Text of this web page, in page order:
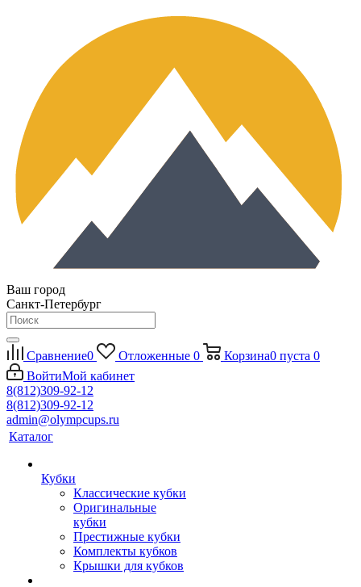
Ваш город
Санкт-Петербург
Сравнение0 Отложенные 0 Корзина0 пуста 0
ВойтиМой кабинет
8(812)309-92-12
8(812)309-92-12
admin@olympcups.ru
Каталог
Кубки
Классические кубки
Оригинальные
кубки
Престижные кубки
Комплекты кубков
Крышки для кубков